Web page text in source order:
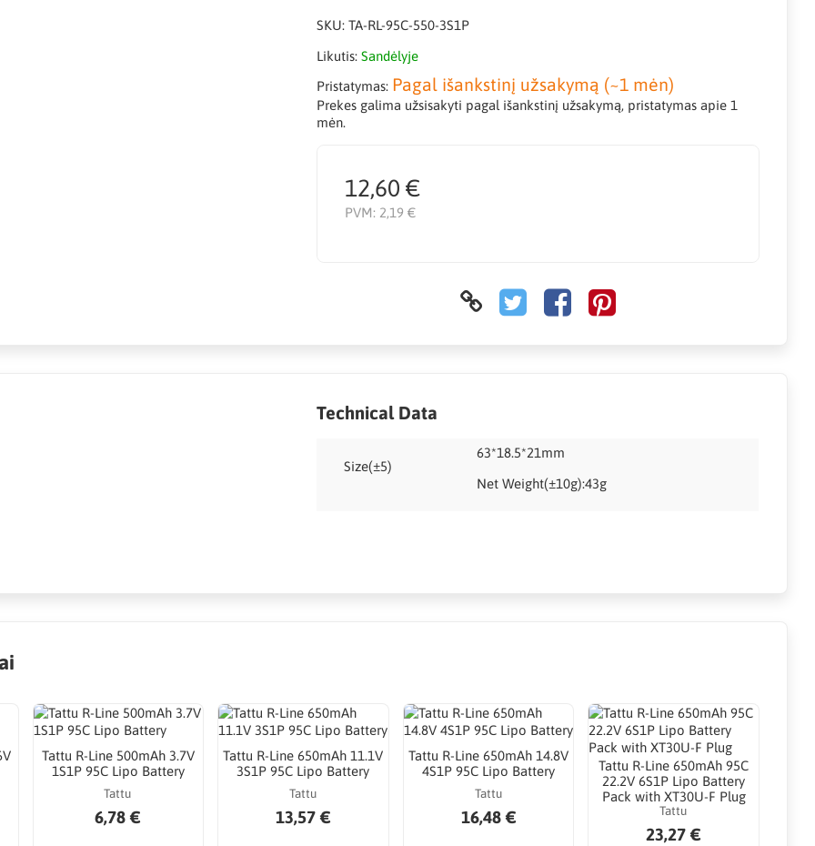
SKU:TA-RL-95C-550-3S1P
Likutis:Sandėlyje
Pristatymas: Pagal išankstinį užsakymą (~1 mėn)
Prekes galima užsisakyti pagal išankstinį užsakymą, pristatymas apie 1
mėn.
12,60 €
PVM: 2,19 €
Technical Data
Size(±5)
63*18.5*21mm
Net Weight(±10g):43g
Tattu R-Line 500mAh 3.7V
1S1P 95C Lipo Battery
Tattu
6,78 €
Tattu R-Line 650mAh 11.1V
3S1P 95C Lipo Battery
Tattu
13,57 €
Tattu R-Line 650mAh 14.8V
4S1P 95C Lipo Battery
Tattu
16,48 €
Tattu R-Line 650mAh 95C
22.2V 6S1P Lipo Battery
Pack with XT30U-F Plug
Tattu
23,27 €